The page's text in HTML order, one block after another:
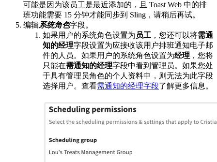
可能是因为该员工是最近添加的，且 Toast Web 中的排
班功能需要 15 分钟才能同步到 Sling，请稍后再试。
编辑系统角色字段。
如果用户的系统角色设置为 员工 ，您还可以将需通
知的经理字段设置为应接收该用户排班通知电子邮
件的人员。如果用户的系统角色设置为经理 ，您将
只能在需通知的经理字段中看到管理员。如果您处
于具有管理员角色的个人资料中，则无法为此字段
选择用户。查看需通知的经理字段了解更多信息。